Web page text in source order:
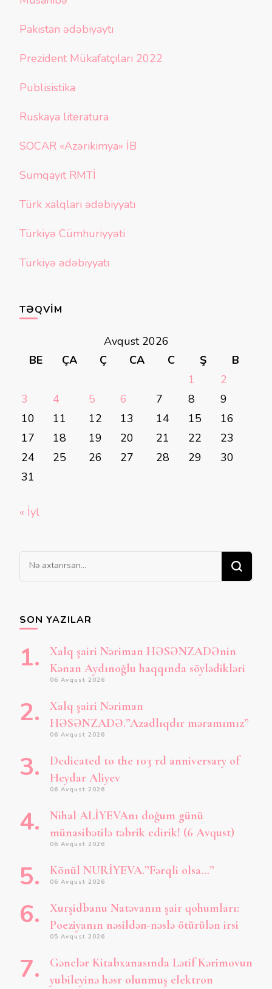
Pakistan ədəbiyaytı
Prezident Mükafatçıları 2022
Publisistika
Ruskaya literatura
SOCAR «Azərikimya» İB
Sumqayıt RMTİ
Türk xalqları ədəbiyyatı
Türkiyə Cümhuriyyəti
Türkiyə ədəbiyyatı
TƏQVIM
Avqust 2026
BE
ÇA Ç CA C Ş
B
1
2
3
4 5 6 7 8
9
10
11 12 13 14 15
16
17
18 19 20 21 22
23
24
25 26 27 28 29
30
31
« İyl
Bir
şey
SON YAZILAR
Xalq şairi Nəriman HƏSƏNZADƏnin
Kənan Aydınoğlu haqqında söylədikləri
06 Avqust 2026
Xalq şairi Nəriman
HƏSƏNZADƏ.”Azadlıqdır məramımız”
06 Avqust 2026
Dedicated to the 103 rd anniversary of
Heydar Aliyev
06 Avqust 2026
Nihal ALİYEVAnı doğum günü
münasibətilə təbrik edirik! (6 Avqust)
06 Avqust 2026
Könül NURİYEVA.”Fərqli olsa…”
06 Avqust 2026
Xurşidbanu Natəvanın şair qohumları:
Poeziyanın nəsildən-nəslə ötürülən irsi
05 Avqust 2026
Gənclər Kitabxanasında Lətif Kərimovun
yubileyinə həsr olunmuş elektron